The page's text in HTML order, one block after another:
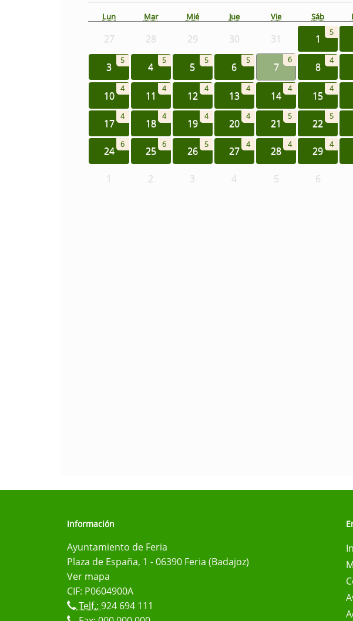
Lun Mar Mié Jue Vie Sáb
27 28 29 30 31 1
5
3
5
4
5
5
5
6
5
7
6
8
4
10
4
11
4
12
4
13
4
14
4
15
4
17
4
18
4
19
4
20
4
21
5
22
5
24
6
25
6
26
5
27
4
28
4
29
4
1 2 3 4 5 6
Información
Ayuntamiento de Feria
Plaza de España, 1 - 06390 Feria (Badajoz)
Ver mapa
CIF: P0604900A
Telf.: 924 694 111